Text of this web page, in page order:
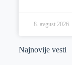
8. avgust 2026.
Najnovije vesti